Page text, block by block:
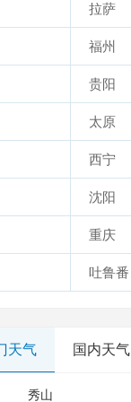
拉萨
福州
贵阳
太原
西宁
沈阳
重庆
吐鲁番
天气 国内天气
秀山